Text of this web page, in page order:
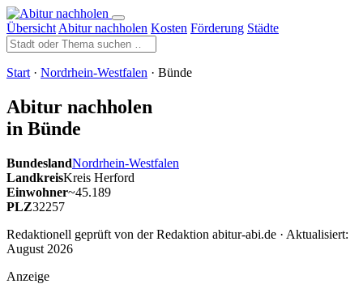
Übersicht Abitur nachholen Kosten Förderung Städte
Start · Nordrhein-Westfalen · Bünde
Abitur nachholen
in Bünde
BundeslandNordrhein-Westfalen
LandkreisKreis Herford
Einwohner~45.189
PLZ32257
Redaktionell geprüft von der Redaktion abitur-abi.de · Aktualisiert:
August 2026
Anzeige